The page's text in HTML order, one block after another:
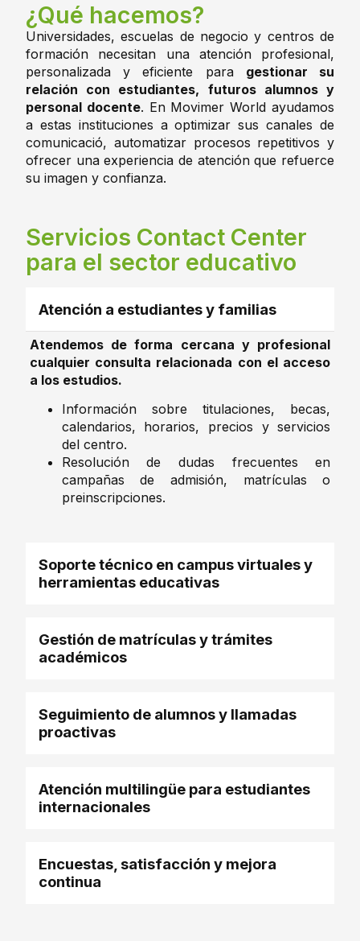
¿Qué hacemos?
Universidades, escuelas de negocio y centros de
formación necesitan una atención profesional,
personalizada y eficiente para gestionar su
relación con estudiantes, futuros alumnos y
personal docente. En Movimer World ayudamos
a estas instituciones a optimizar sus canales de
comunicació, automatizar procesos repetitivos y
ofrecer una experiencia de atención que refuerce
su imagen y confianza.
Servicios Contact Center
para el sector educativo
Atención a estudiantes y familias
Atendemos de forma cercana y profesional
cualquier consulta relacionada con el acceso
a los estudios.
Información sobre titulaciones, becas,
calendarios, horarios, precios y servicios
del centro.
Resolución de dudas frecuentes en
campañas de admisión, matrículas o
preinscripciones.
Soporte técnico en campus virtuales y
herramientas educativas
Gestión de matrículas y trámites
académicos
Seguimiento de alumnos y llamadas
proactivas
Atención multilingüe para estudiantes
internacionales
Encuestas, satisfacción y mejora
continua